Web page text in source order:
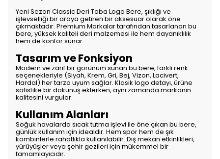
Yeni Sezon Classic Deri Taba Logo Bere, şıklığı ve
işlevselliği bir araya getiren bir aksesuar olarak öne
çıkmaktadır. Premium Markalar tarafından tasarlanan bu
bere, yüksek kaliteli deri malzemesi ile hem dayanıklılık
hem de konfor sunar.
Tasarım ve Fonksiyon
Modern ve zarif bir görünüm sunan bu bere, farklı renk
seçenekleriyle (Siyah, Krem, Gri, Bej, Vizon, Lacivert,
Hardal) her tarza uyum sağlar. Klasik logo detayı, ürüne
sofistike bir dokunuş eklerken, aynı zamanda markanın
kalitesini vurgular.
Kullanım Alanları
Soğuk havalarda sıcak tutma işlevi ile öne çıkan bu bere,
günlük kullanım için idealdir. Hem spor hem de şık
kombinlerle rahatlıkla kullanılabilir. Dış mekan etkinlikleri,
yürüyüşler veya şehir gezileri için mükemmel bir
tamamlayıcıdır.